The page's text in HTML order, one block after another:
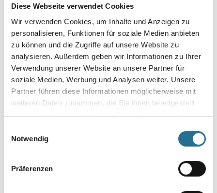
Diese Webseite verwendet Cookies
Wir verwenden Cookies, um Inhalte und Anzeigen zu
personalisieren, Funktionen für soziale Medien anbieten
zu können und die Zugriffe auf unsere Website zu
analysieren. Außerdem geben wir Informationen zu Ihrer
Verwendung unserer Website an unsere Partner für
soziale Medien, Werbung und Analysen weiter. Unsere
Partner führen diese Informationen möglicherweise mit
weiteren Daten zusammen, die Sie ihnen bereitgestellt
haben oder die sie im Rahmen Ihrer Nutzung der Dienste
Notwendig
Präferenzen
Gebinde
Umrechnungsfaktoren